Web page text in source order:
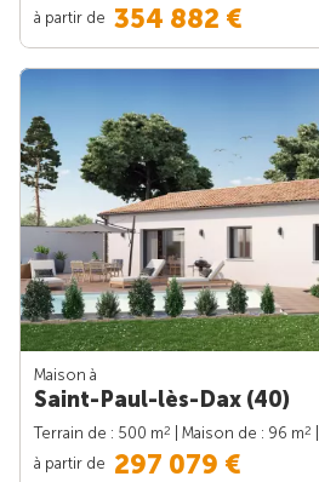
à partir de 354 882 €
Maison à
Saint-Paul-lès-Dax (40)
Terrain de : 500 m2 | Maison de : 96 m2
à partir de 297 079 €